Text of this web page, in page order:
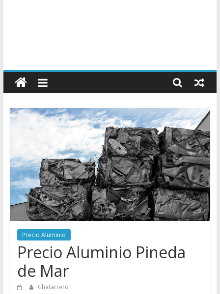
Chatarreros
–
Precio
de
Chatarra
Directorio
Chatarreros
para
vender
Chatarra
Precio Aluminio
Precio Aluminio Pineda
de Mar
Chatarrero